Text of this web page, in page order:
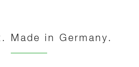
Made in Germany.